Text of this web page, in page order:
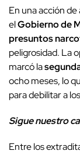
En una acción
elGobierno de
presuntos
peligrosidad. La
marcó la
ocho meses, lo
para debilitar a
Sigue nuestro
Entre los